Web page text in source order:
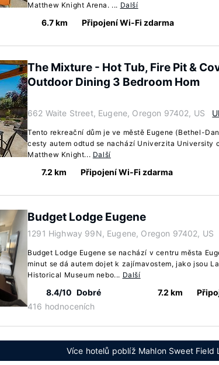
Matthew Knight Arena. ... Další
6.7 km Připojení Wi-Fi zdarma
The Mixture - Hot Tub, Fire Pit &
Outdoor Dining 3 Bedroom Hom
662 Waite Street, Eugene, Oregon 97402, US
Tento rekreační dům je ve městě Eugene (Bethel-
cesty autem odtud se nachází Univerzita University
Matthew Knight... Další
7.2 km Připojení Wi-Fi zdarma
Budget Lodge Eugene
1291 Highway 99N, Eugene, Oregon 97402, US
Budget Lodge Eugene se nachází v centru města
minut se dá autem dojet k zajímavostem, jako jsou
Historical Museum nebo... Další
8.4/10 Dobré
416 hodnoceních
7.2 km
Více hotelů poblíž Mahlon Sweet Field